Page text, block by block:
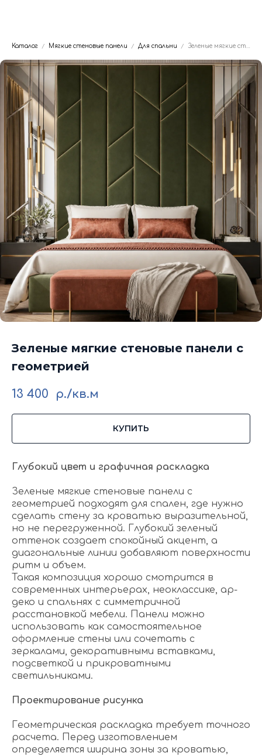
Каталог Мягкие стеновые панели Для спальни
Зеленые мягкие стеновые панели с
геометрией
13 400 р./кв.м
КУПИТЬ
Глубокий цвет и графичная раскладка
Зеленые мягкие стеновые панели с
геометрией подходят для спален, где нужно
сделать стену за кроватью выразительной,
но не перегруженной. Глубокий зеленый
оттенок создает спокойный акцент, а
диагональные линии добавляют поверхности
ритм и объем.
Такая композиция хорошо смотрится в
современных интерьерах, неоклассике, ар-
деко и спальнях с симметричной
расстановкой мебели. Панели можно
использовать как самостоятельное
оформление стены или сочетать с
зеркалами, декоративными вставками,
подсветкой и прикроватными
светильниками.
Проектирование рисунка
Геометрическая раскладка требует точного
расчета. Перед изготовлением
определяется ширина зоны за кроватью,